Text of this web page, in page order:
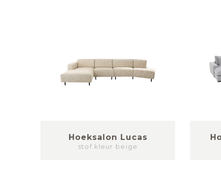
Hoeksalon Lucas
stof kleur beige